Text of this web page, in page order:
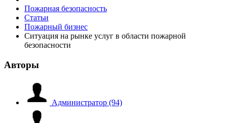
Пожарная безопасность
Статьи
Пожарный бизнес
Ситуация на рынке услуг в области пожарной
безопасности
Авторы
Администратор (94)